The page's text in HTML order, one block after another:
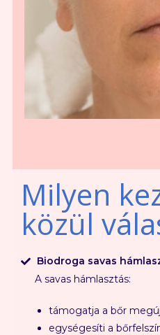
Milyen
közül
Biodroga savas
A savas hámlasztás:
támogatja a bőr
egységesíti a